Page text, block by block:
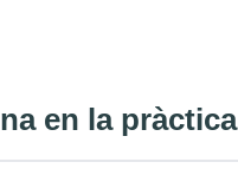
en la pràctica